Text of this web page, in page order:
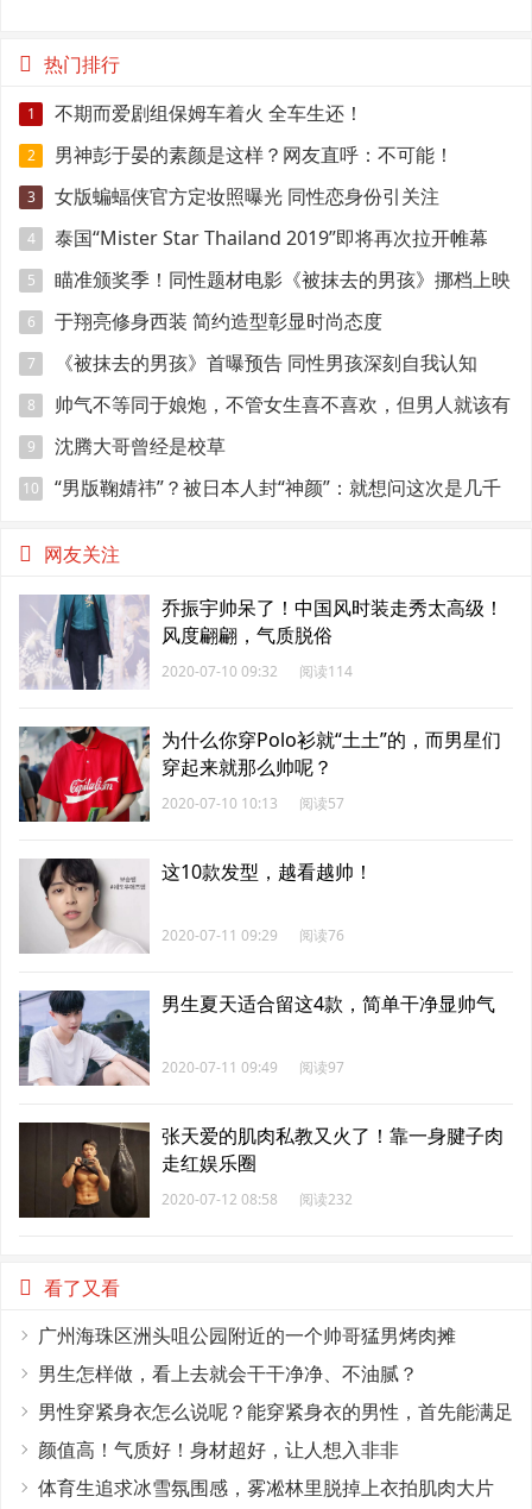
热门排行
1 不期而爱剧组保姆车着火 全车生还！
2 男神彭于晏的素颜是这样？网友直呼：不可能！
3 女版蝙蝠侠官方定妆照曝光 同性恋身份引关注
4 泰国“Mister Star Thailand 2019”即将再次拉开帷幕
5 瞄准颁奖季！同性题材电影《被抹去的男孩》挪档上映
6 于翔亮修身西装 简约造型彰显时尚态度
7 《被抹去的男孩》首曝预告 同性男孩深刻自我认知
8
帅气不等同于娘炮，不管女生喜不喜欢，但男人就该有
点肌肉
9 沈腾大哥曾经是校草
10
“男版鞠婧祎”？被日本人封“神颜”：就想问这次是几千
网友关注
乔振宇帅呆了！中国风时装走秀太高级！
风度翩翩，气质脱俗
2020-07-10 09:32 阅读114
为什么你穿Polo衫就“土土”的，而男星们
穿起来就那么帅呢？
2020-07-10 10:13 阅读57
这10款发型，越看越帅！
2020-07-11 09:29 阅读76
男生夏天适合留这4款，简单干净显帅气
2020-07-11 09:49 阅读97
张天爱的肌肉私教又火了！靠一身腱子肉
走红娱乐圈
2020-07-12 08:58 阅读232
看了又看
广州海珠区洲头咀公园附近的一个帅哥猛男烤肉摊
男生怎样做，看上去就会干干净净、不油腻？
男性穿紧身衣怎么说呢？能穿紧身衣的男性，首先能满足
这4个条件
颜值高！气质好！身材超好，让人想入非非
体育生追求冰雪氛围感，雾凇林里脱掉上衣拍肌肉大片